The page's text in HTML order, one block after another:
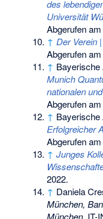
des
Universität
Abgerufen
↑ Der Verein
Abgerufen
↑ Bayerische
Munich
nationalen
Abgerufen
↑ Bayerische
Erfolgreicher
Abgerufen
↑ Junges
2022.
↑ Daniela
München,
München. IT-